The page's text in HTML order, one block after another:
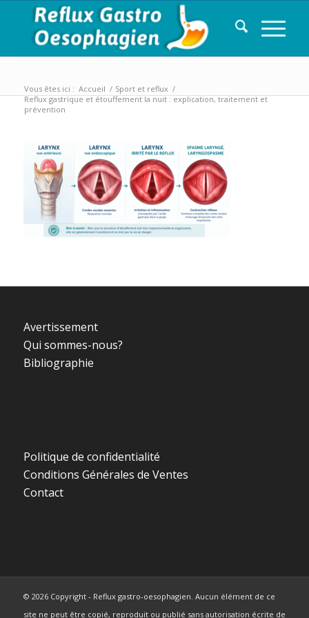
Vous êtes ici : Accueil / Sport et reflux /
Reflux gastrique et étouffement la nuit : explication, traitement et
prévention
Avertissement
Qui sommes-nous?
Bibliographie
Politique de confidentialité
Conditions Générales de Ventes
Contact
© 2026 Copyright - Reflux gastro-oesophagien. Aucun élément de ce
site ne peut être copié, reproduit ou publié sans autorisation écrite de